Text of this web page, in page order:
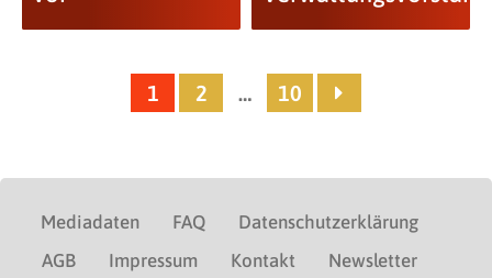
1 2 … 10
Mediadaten FAQ
Datenschutzerklärung
AGB
Impressum Kontakt Newsletter